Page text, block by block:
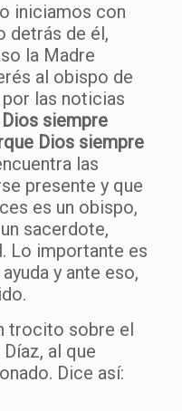
iniciamos con
detrás de él,
la Madre
al obispo de
las noticias
Dios siempre
Dios siempre
las
presente y que
es un obispo,
sacerdote,
Lo importante es
y ante eso,
trocito sobre el
al que
Dice así: